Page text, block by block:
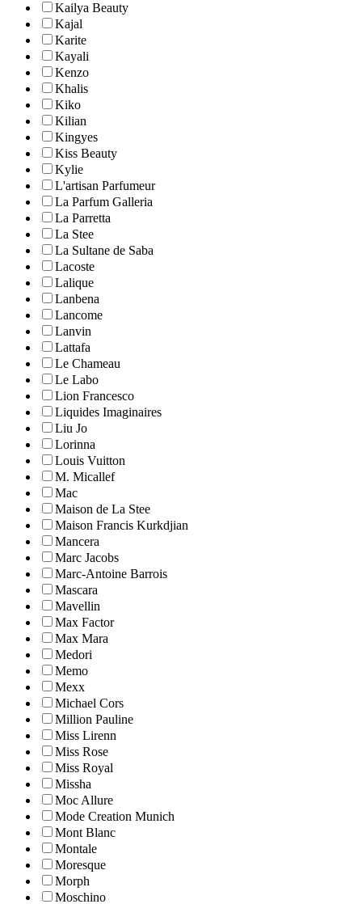
Kailya Beauty
Kajal
Karite
Kayali
Kenzo
Khalis
Kiko
Kilian
Kingyes
Kiss Beauty
Kylie
L'artisan Parfumeur
La Parfum Galleria
La Parretta
La Stee
La Sultane de Saba
Lacoste
Lalique
Lanbena
Lancome
Lanvin
Lattafa
Le Chameau
Le Labo
Lion Francesco
Liquides Imaginaires
Liu Jo
Lorinna
Louis Vuitton
M. Micallef
Mac
Maison de La Stee
Maison Francis Kurkdjian
Mancera
Marc Jacobs
Marc-Antoine Barrois
Mascara
Mavellin
Max Factor
Max Mara
Medori
Memo
Mexx
Michael Cors
Million Pauline
Miss Lirenn
Miss Rose
Miss Royal
Missha
Moc Allure
Mode Creation Munich
Mont Blanc
Montale
Moresque
Morph
Moschino